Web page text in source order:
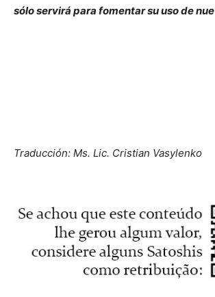
sólo servirá para fomentar su uso de
Traducción: Ms. Lic. Cristian Vasylenko